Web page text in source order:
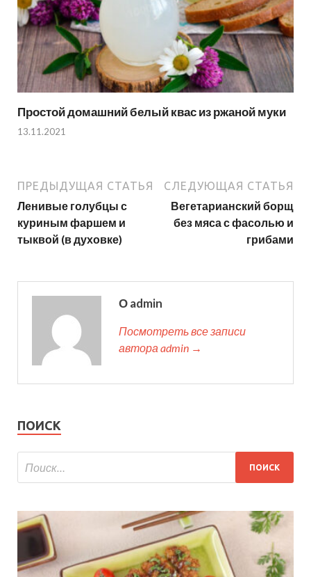
Простой домашний белый квас из ржаной муки
13.11.2021
ПРЕДЫДУЩАЯ СТАТЬЯ
Ленивые голубцы с
куриным фаршем и
тыквой (в духовке)
СЛЕДУЮЩАЯ СТАТЬЯ
Вегетарианский борщ
без мяса с фасолью и
грибами
О admin
Посмотреть все записи
автора admin →
ПОИСК